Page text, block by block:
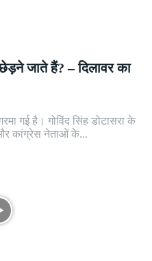
जाते हैं? – दिलावर का
गई है। गोविंद सिंह डोटासरा के
कांग्रेस नेताओं के...